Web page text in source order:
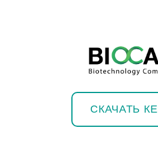
СКАЧАТЬ